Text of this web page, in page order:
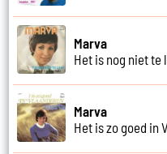
Marva
Het is nog niet te
Marva
Het is zo goed in